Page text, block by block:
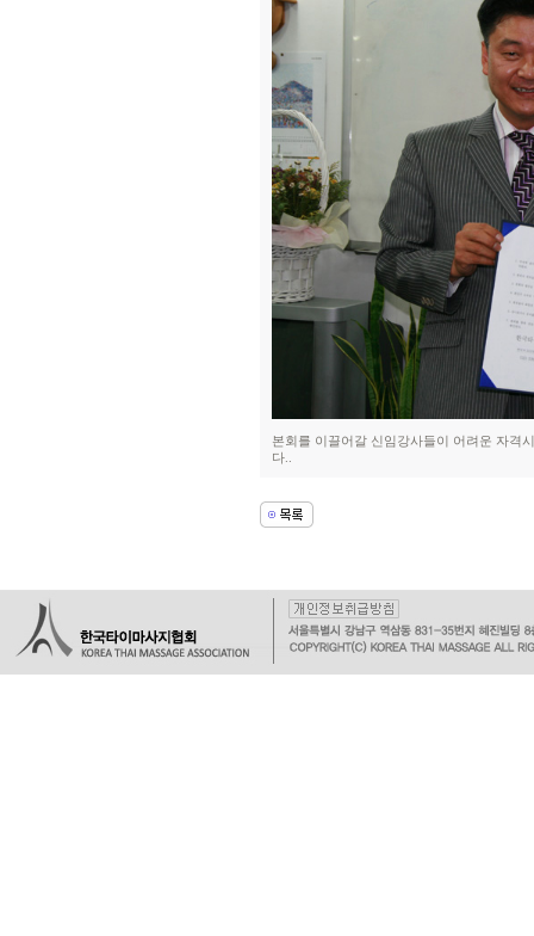
본회를 이끌어갈 신임강사들이 어려운 자격
다..